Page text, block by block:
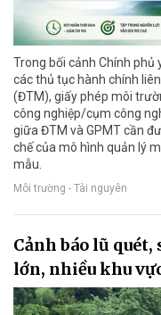
Trong bối cảnh Chính phủ
các thủ tục hành chính
(ĐTM), giấy phép môi
công nghiệp/cụm công
giữa ĐTM và GPMT cần
chế của mô hình quản lý
mẫu.
Môi trường - Tài nguyên
Cảnh báo lũ
lớn, nhiều khu